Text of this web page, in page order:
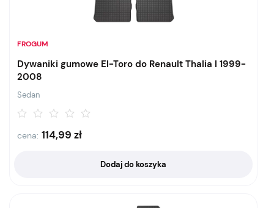
FROGUM
Dywaniki gumowe El-Toro do Renault Thalia I 1999-
2008
Sedan
cena: 114,99 zł
Dodaj do koszyka